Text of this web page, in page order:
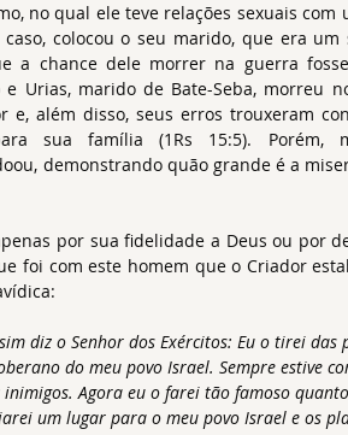
no qual ele teve relações sexuais com
colocou o seu marido, que era um
a chance dele morrer na guerra
Urias, marido de Bate-Seba, morreu
além disso, seus erros trouxeram
sua família (1Rs 15:5). Porém,
demonstrando quão grande é a
por sua fidelidade a Deus ou por
foi com este homem que o Criador
diz o Senhor dos Exércitos: Eu o tirei das
do meu povo Israel. Sempre estive
Agora eu o farei tão famoso
um lugar para o meu povo Israel e os